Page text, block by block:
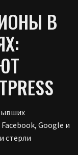
В
Google и
стерли